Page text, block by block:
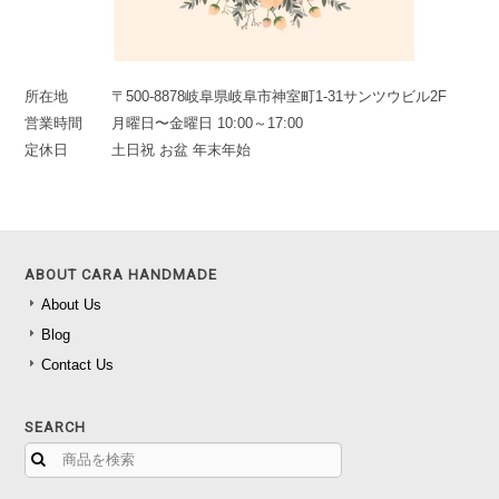
所在地
〒500-8878岐阜県岐阜市神室町1-31サンツウビル2F
営業時間
月曜日〜金曜日 10:00～17:00
定休日
土日祝 お盆 年末年始
ABOUT CARA HANDMADE
About Us
Blog
Contact Us
SEARCH